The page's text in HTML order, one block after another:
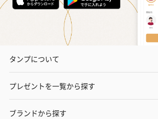
タンプについて
プレゼントを一覧から探す
ブランドから探す